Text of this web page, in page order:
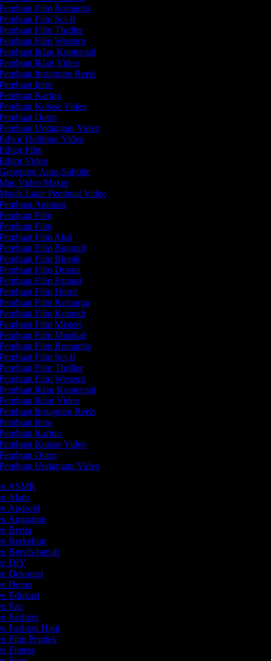
Film Romantis
Film Sci-fi
Film Thriller
Film Western
Iklan Komersial
Iklan Video
Instagram Reels
Intro
Kartun
Kolase Video
Outro
Undangan Video
Dubbing Video
Film
Video
Auto-Subtitle
Video Maker
Latar Pembuat Video
Animasi
Film
Film
Film Aksi
Film Biografi
Film Biopik
Film Drama
Film Fantasi
Film Horor
Film Keluarga
Film Komedi
Film Misteri
Film Musikal
Film Romantis
Film Sci-fi
Film Thriller
Film Western
Iklan Komersial
Iklan Video
Instagram Reels
Intro
Kartun
Kolase Video
Outro
Undangan Video
ASMR
Alam
Android
Anggaran
Berita
Berkebun
Bersih-bersih
DIY
Dekorasi
Demo
Edukasi
Fan
Fashion
Fashion Haul
Film Pendek
Fitness